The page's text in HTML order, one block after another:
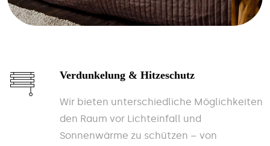
Verdunkelung & Hitzeschutz
Wir bieten unterschiedliche Möglichkeiten
den Raum vor Lichteinfall und
Sonnenwärme zu schützen – von